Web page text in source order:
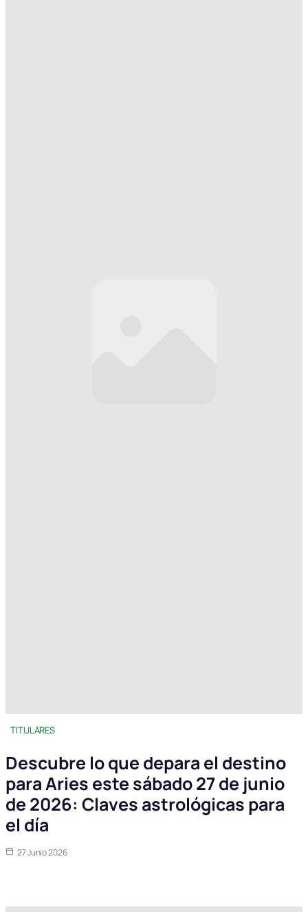
TITULARES
Descubre lo que depara el destino
para Aries este sábado 27 de junio
de 2026: Claves astrológicas para
el día
27 Junio 2026